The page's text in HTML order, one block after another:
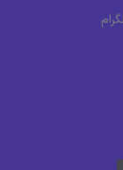
تلگرام